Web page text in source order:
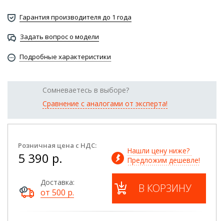
Гарантия производителя до 1 года
Задать вопрос о модели
Подробные характеристики
Сомневаетесь в выборе?
Сравнение с аналогами от эксперта!
Розничная цена с НДС:
5 390 р.
Нашли цену ниже?
Предложим дешевле!
Доставка:
от 500 р. В КОРЗИНУ